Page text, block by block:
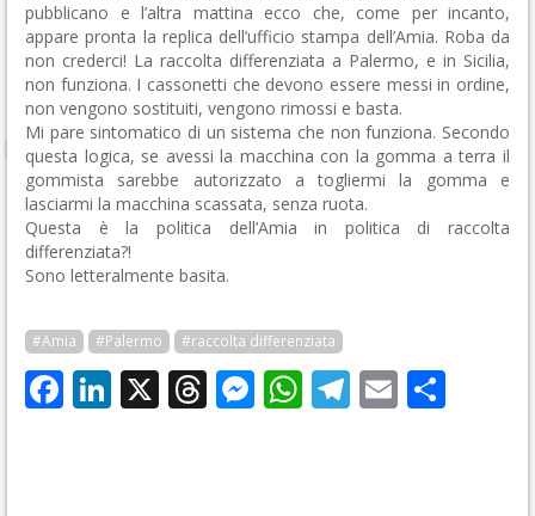
pubblicano e l’altra mattina ecco che, come per incanto,
appare pronta la replica dell’ufficio stampa dell’Amia. Roba da
non crederci! La raccolta differenziata a Palermo, e in Sicilia,
non funziona. I cassonetti che devono essere messi in ordine,
non vengono sostituiti, vengono rimossi e basta.
Mi pare sintomatico di un sistema che non funziona. Secondo
questa logica, se avessi la macchina con la gomma a terra il
gommista sarebbe autorizzato a togliermi la gomma e
lasciarmi la macchina scassata, senza ruota.
Questa è la politica dell’Amia in politica di raccolta
differenziata?!
Sono letteralmente basita.
#Amia #Palermo #raccolta differenziata
Facebook
LinkedIn
X Threads
Messenger
WhatsApp
Telegram
Email